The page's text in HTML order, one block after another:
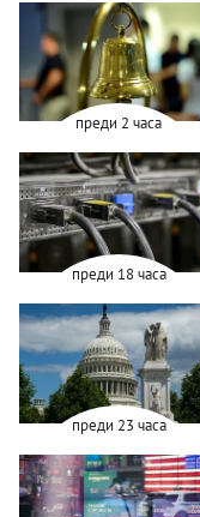
преди 2 часа
преди 18 часа
преди 23 часа